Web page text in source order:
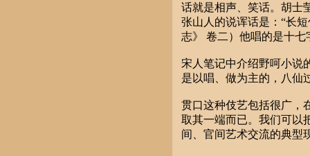
话就是相声、笑话。胡士
张山人的说诨话是：“长
志》 卷二）他唱的是十
宋人笔记中介绍野呵小说
是以唱、做为主的，八仙
贯口这种伎艺包括很广，
取其一端而已。我们可以
间、官间艺术交流的典型